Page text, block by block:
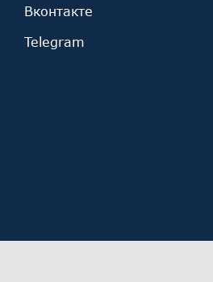
Вконтакте
Telegram